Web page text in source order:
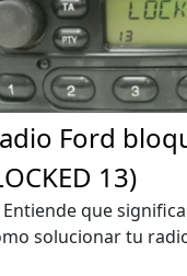
Ford
13)
que significa
solucionar tu